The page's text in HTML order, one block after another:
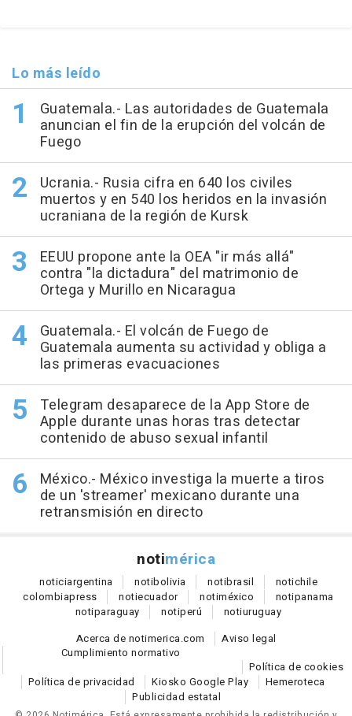
Lo más leído
Guatemala.- Las autoridades de Guatemala
anuncian el fin de la erupción del volcán de
Fuego
Ucrania.- Rusia cifra en 640 los civiles
muertos y en 540 los heridos en la invasión
ucraniana de la región de Kursk
EEUU propone ante la OEA "ir más allá"
contra "la dictadura" del matrimonio de
Ortega y Murillo en Nicaragua
Guatemala.- El volcán de Fuego de
Guatemala aumenta su actividad y obliga a
las primeras evacuaciones
Telegram desaparece de la App Store de
Apple durante unas horas tras detectar
contenido de abuso sexual infantil
México.- México investiga la muerte a tiros
de un 'streamer' mexicano durante una
retransmisión en directo
notimérica
noticiargentina notibolivia notibrasil notichile
colombiapress notiecuador notiméxico notipanama
notiparaguay notiperú notiuruguay
Acerca de notimerica.com
Aviso legal
Cumplimiento normativo
Política de cookies
Política de privacidad
Kiosko Google Play
Hemeroteca
Publicidad estatal